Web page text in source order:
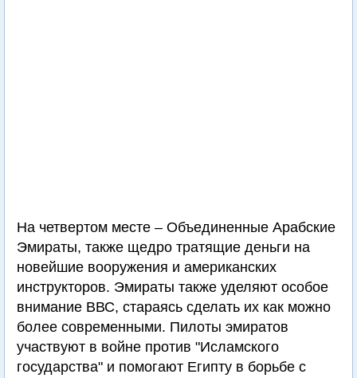
На четвертом месте – Объединенные Арабские
Эмираты, также щедро тратящие деньги на
новейшие вооружения и американских
инструкторов. Эмираты также уделяют особое
внимание ВВС, стараясь сделать их как можно
более современными. Пилоты эмиратов
участвуют в войне против "Исламского
государства" и помогают Египту в борьбе с